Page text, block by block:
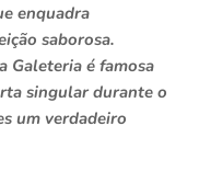
enquadra
saborosa.
Galeteria é famosa
singular durante o
um verdadeiro